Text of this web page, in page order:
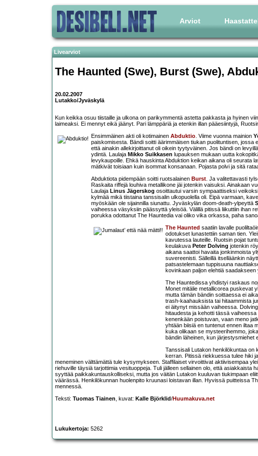
Arviot
Livearviot
The Haunted (Swe), Burst (Swe),
20.02.2007
Lutakko/Jyväskylä
Kun keikka osuu tiistaille ja ulkona on parikymmentä astetta pakkasta ja hyinen
laimeaksi. Ei mennyt eikä jäänyt. Pari lämppäriä ja etenkin illan pääesiintyjä,
Ensimmäinen akti oli kotimainen Abduktio. Viime vuonna mainion
paiskomisesta. Bändi soitti äärimmäisen tiukan puolituntisen, jossa
että ainakin allekirjoittanut oli oikein tyytyväinen. Jos bändi on
ydintä. Laulaja Mikko Suikkasen lupauksen mukaan uutta
levykaupoille. Ehkä hauskinta Abduktion keikan aikana oli seurata
mätkivät toisiaan kuin isommat konsanaan. Pojasta polvi ja sitä
Abduktiota pidempään soitti ruotsalainen Burst. Ja valitettavasti
Raskaita riffejä louhiva metallikone jäi jotenkin vaisuksi. Ainakaan
Laulaja Linus Jägerskog osoittautui varsin sympaattiseksi
kylmää mikä tiistaina tanssisalin ulkopuolella oli. Eipä varmaan,
myöskään ole sijainnilla siunattu. Jyväskylän doom-death-ylpeyttä
vaiheessa väsyksiin päässyttä yleisöä. Välillä pitissä liikuttiin ihan
porukka odottanut The Hauntedia vai oliko vika orkassa, paha
The Haunted saatiin lavalle
odotukset lunastettiin saman tien.
kavutessa lauteille. Ruotsin pojat
keulakuva Peter Dolving jotenkin
aikana saattoi havaita jonkinmoista
suvereenisti. Sälleillä itselläänkin
patsastelemaan tuppisuuna
kovinkaan paljon elehtiä
The Hauntedissa yhdistyi raskaus
Monet mitälie metallicorea puskevat
mutta tämän bändin soittaessa ei
trash-kaahauksista tai hitaammista
ei äitynyt missään vaiheessa.
hitaudesta ja kehotti tässä
kenenkään poistuvan, vaan meno
yhtään biisiä en tuntenut ennen iltaa
kuka olikaan se mysteerihemmo,
bändin läheinen, kun järjestysmiehet
Tanssisali Lutakon henkilökuntaa on
kerran. Pitissä riekkuessa tulee hiki
meneminen välttämättä tule kysymykseen. Staffilaiset virvoittivat aktiivisempaa
riehuville täysiä tarjottimia vesituoppeja. Tuli jälleen sellainen olo, että asiakkaista
syyttää paikkakuntauskolliseksi, mutta jos väitän Lutakon kuuluvan tiukimpaan
väärässä. Henkilökunnan huolenpito kruunasi loistavan illan. Hyvissä puitteissa
mennessä.
Teksti: Tuomas Tiainen, kuvat: Kalle Björklid/Huumakuva.net
Lukukertoja: 5262